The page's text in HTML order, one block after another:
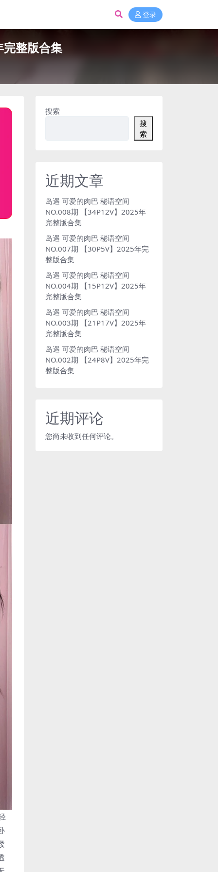
登录
整版合集
搜索
搜
索
近期文章
岛遇 可爱的肉巴 秘语空间
NO.008期 【34P12V】2025年
完整版合集
岛遇 可爱的肉巴 秘语空间
NO.007期 【30P5V】2025年完
整版合集
岛遇 可爱的肉巴 秘语空间
NO.004期 【15P12V】2025年
完整版合集
岛遇 可爱的肉巴 秘语空间
NO.003期 【21P17V】2025年
完整版合集
岛遇 可爱的肉巴 秘语空间
NO.002期 【24P8V】2025年完
整版合集
近期评论
您尚未收到任何评论。